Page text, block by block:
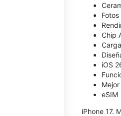
Chip
iOS
eSIM
iPhone 17.